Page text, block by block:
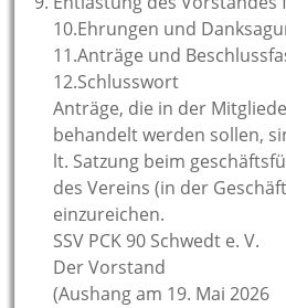
10.Ehrungen und
11.Anträge und
12.Schlusswort
Anträge, die in der
behandelt werden sollen,
lt. Satzung beim
des Vereins (in der
einzureichen.
SSV PCK 90 Schwedt e. V.
Der Vorstand
(Aushang am 19. Mai 2026